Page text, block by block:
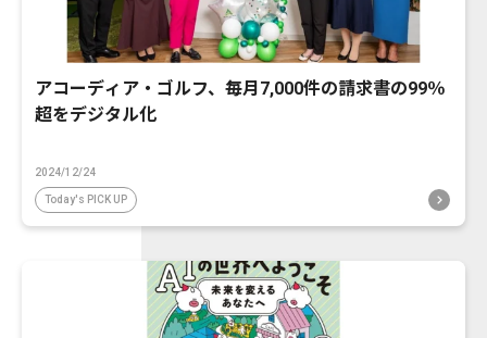
アコーディア・ゴルフ、毎月7,000件の請求書の99％
超をデジタル化
2024/12/24
Today's PICK UP